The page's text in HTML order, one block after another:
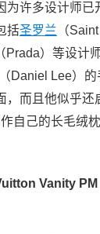
许多设计师已
括圣罗兰 （
Prada）等设计
Daniel Lee）的
，而且他似乎还
自己的长毛绒
Vanity PM